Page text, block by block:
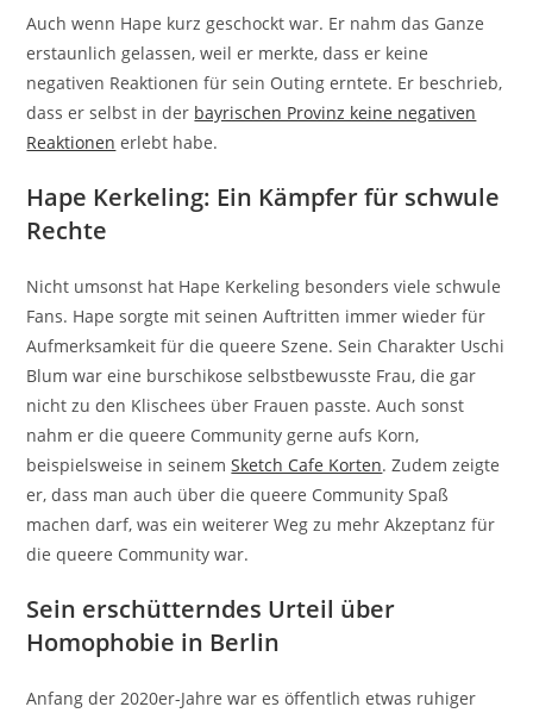
Auch wenn Hape kurz geschockt war. Er nahm das Ganze
erstaunlich gelassen, weil er merkte, dass er keine
negativen Reaktionen für sein Outing erntete. Er beschrieb,
dass er selbst in der bayrischen Provinz keine negativen
Reaktionen erlebt habe.
Hape Kerkeling: Ein Kämpfer für schwule
Rechte
Nicht umsonst hat Hape Kerkeling besonders viele schwule
Fans. Hape sorgte mit seinen Auftritten immer wieder für
Aufmerksamkeit für die queere Szene. Sein Charakter Uschi
Blum war eine burschikose selbstbewusste Frau, die gar
nicht zu den Klischees über Frauen passte. Auch sonst
nahm er die queere Community gerne aufs Korn,
beispielsweise in seinemSketch Cafe Korten. Zudem zeigte
er, dass man auch über die queere Community Spaß
machen darf, was ein weiterer Weg zu mehr Akzeptanz für
die queere Community war.
Sein erschütterndes Urteil über
Homophobie in Berlin
Anfang der 2020er-Jahre war es öffentlich etwas ruhiger